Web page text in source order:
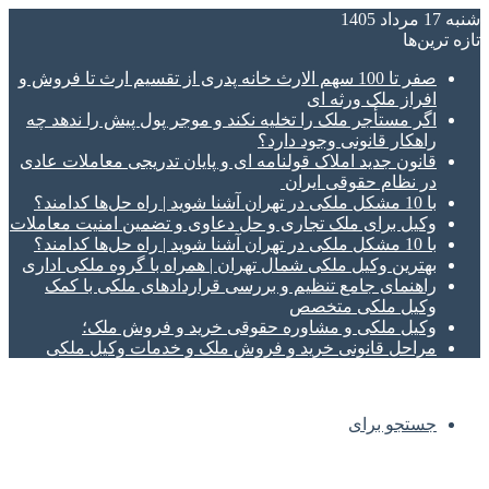
شنبه 17 مرداد 1405
تازه‌ ترین‌ها
صفر تا 100 سهم الارث خانه پدری از تقسیم ارث تا فروش و
افراز ملک ورثه ای
اگر مستأجر ملک را تخلیه نکند و موجر پول پیش را ندهد چه
راهکار قانونی وجود دارد؟
قانون جدید املاک قولنامه ای و پایان تدریجی معاملات عادی
در نظام حقوقی ایران
با 10 مشکل ملکی در تهران آشنا شوید | راه حل‌ها کدامند؟
وکیل برای ملک تجاری و حل دعاوی و تضمین امنیت معاملات
با 10 مشکل ملکی در تهران آشنا شوید | راه حل‌ها کدامند؟
بهترین وکیل ملکی شمال تهران | همراه با گروه ملکی اداری
راهنمای جامع تنظیم و بررسی قراردادهای ملکی با کمک
وکیل ملکی متخصص
وکیل ملکی و مشاوره حقوقی خرید و فروش ملک؛
مراحل قانونی خرید و فروش ملک و خدمات وکیل ملکی
جستجو برای